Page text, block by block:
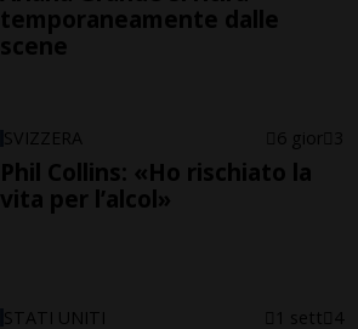
temporaneamente dalle
scene
SVIZZERA 6 gior 3
Phil Collins: «Ho rischiato la
vita per l’alcol»
STATI UNITI 1 sett 4